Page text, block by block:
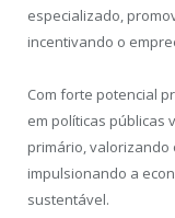
especializado,
incentivando o
Com forte potencial
em políticas públicas
primário,
impulsionando a
sustentável.